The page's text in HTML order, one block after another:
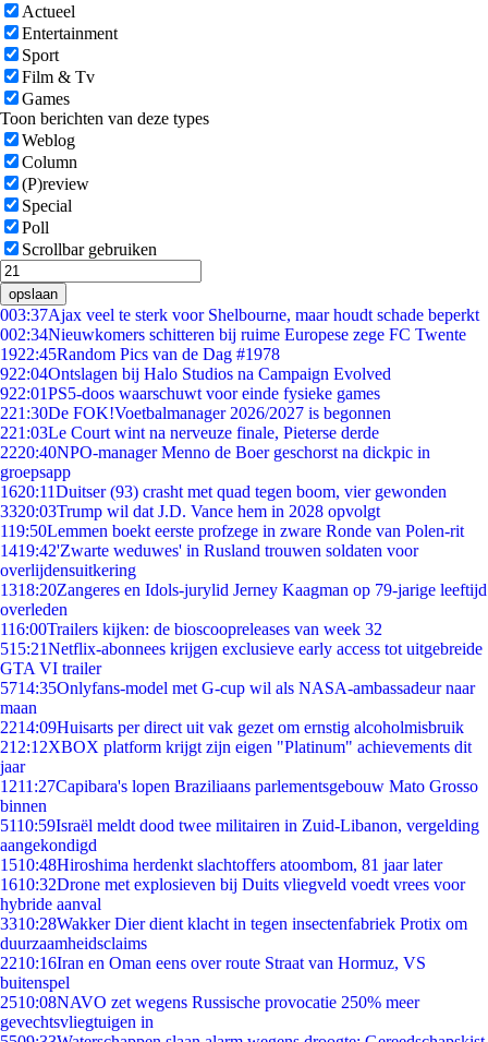
Actueel
Entertainment
Sport
Film & Tv
Games
Toon berichten van deze types
Weblog
Column
(P)review
Special
Poll
Scrollbar gebruiken
opslaan
003:37Ajax veel te sterk voor Shelbourne, maar houdt schade beperkt
002:34Nieuwkomers schitteren bij ruime Europese zege FC Twente
1922:45Random Pics van de Dag #1978
922:04Ontslagen bij Halo Studios na Campaign Evolved
922:01PS5-doos waarschuwt voor einde fysieke games
221:30De FOK!Voetbalmanager 2026/2027 is begonnen
221:03Le Court wint na nerveuze finale, Pieterse derde
2220:40NPO-manager Menno de Boer geschorst na dickpic in
groepsapp
1620:11Duitser (93) crasht met quad tegen boom, vier gewonden
3320:03Trump wil dat J.D. Vance hem in 2028 opvolgt
119:50Lemmen boekt eerste profzege in zware Ronde van Polen-rit
1419:42'Zwarte weduwes' in Rusland trouwen soldaten voor
overlijdensuitkering
1318:20Zangeres en Idols-jurylid Jerney Kaagman op 79-jarige leeftijd
overleden
116:00Trailers kijken: de bioscoopreleases van week 32
515:21Netflix-abonnees krijgen exclusieve early access tot uitgebreide
GTA VI trailer
5714:35Onlyfans-model met G-cup wil als NASA-ambassadeur naar
maan
2214:09Huisarts per direct uit vak gezet om ernstig alcoholmisbruik
212:12XBOX platform krijgt zijn eigen "Platinum" achievements dit
jaar
1211:27Capibara's lopen Braziliaans parlementsgebouw Mato Grosso
binnen
5110:59Israël meldt dood twee militairen in Zuid-Libanon, vergelding
aangekondigd
1510:48Hiroshima herdenkt slachtoffers atoombom, 81 jaar later
1610:32Drone met explosieven bij Duits vliegveld voedt vrees voor
hybride aanval
3310:28Wakker Dier dient klacht in tegen insectenfabriek Protix om
duurzaamheidsclaims
2210:16Iran en Oman eens over route Straat van Hormuz, VS
buitenspel
2510:08NAVO zet wegens Russische provocatie 250% meer
gevechtsvliegtuigen in